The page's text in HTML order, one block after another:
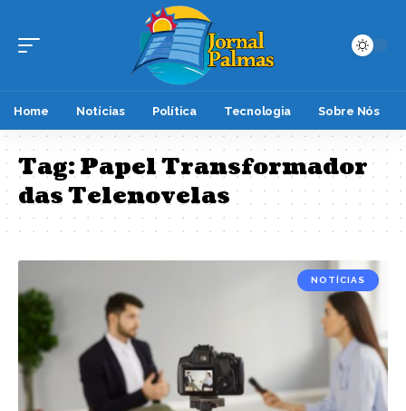
Home Notícias Política Tecnologia Sobre Nós
Tag:Papel Transformador
das Telenovelas
NOTÍCIAS